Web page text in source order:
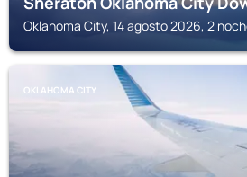
Oklahoma City, 14 agosto 2026, 2
OKLAHOMA CITY